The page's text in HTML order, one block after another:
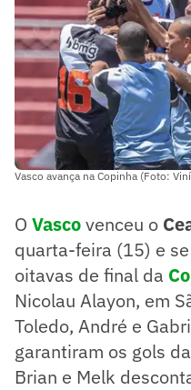
Vasco avança na Copinha (Foto:
O Vascovenceu o
quarta-feira (15) e
oitavas de final da
Nicolau Alayon, em
Toledo, André e
garantiram os gols
Brian e Melk